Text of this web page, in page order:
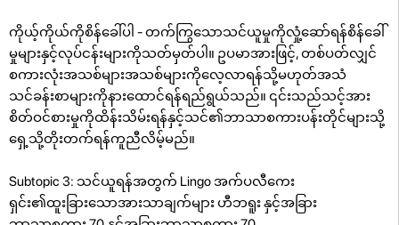
ကိုယ့်ကိုယ်ကိုစိန်ခေါ်ပါ - တက်ကြွသောသင်ယူမှုကိုလှုံ့ဆော်ရန်စိန်ခေါ်
မှုများနှင့်လုပ်ငန်းများကိုသတ်မှတ်ပါ။ ဥပမာအားဖြင့်, တစ်ပတ်လျှင်
စကားလုံးအသစ်များအသစ်များကိုလေ့လာရန်သို့မဟုတ်အသံ
သင်ခန်းစာများကိုနားထောင်ရန်ရည်ရွယ်သည်။ ၎င်းသည်သင့်အား
စိတ်ဝင်စားမှုကိုထိန်းသိမ်းရန်နှင့်သင်၏ဘာသာစကားပန်းတိုင်များသို့
ရှေ့သို့တိုးတက်ရန်ကူညီလိမ့်မည်။
Subtopic 3: သင်ယူရန်အတွက် Lingo အက်ပလီကေး
ရှင်း၏ထူးခြားသောအားသာချက်များ ဟီဘရူး နှင့်အခြား